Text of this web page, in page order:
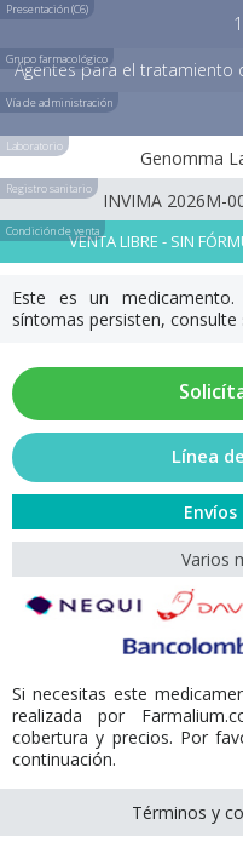
Presentación (C6)
Grupo farmacológico
Agentes para el tratamiento
Vía de administración
Laboratorio
Genomma
Registro sanitario
INVIMA 2026M-
Condición de ventaVENTA LIBRE - SIN
Este es un
síntomas persisten, consulte
Línea
Varios
Si necesitas este
realizada por
cobertura y precios. Por
continuación.
Términos y